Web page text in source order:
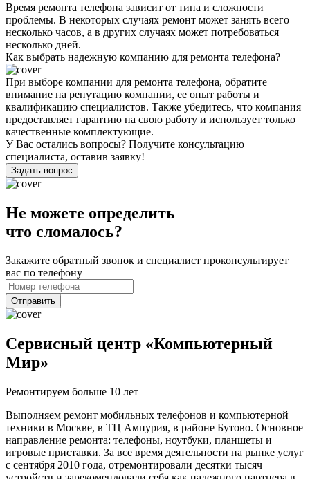
Время ремонта телефона зависит от типа и сложности
проблемы. В некоторых случаях ремонт может занять всего
несколько часов, а в других случаях может потребоваться
несколько дней.
Как выбрать надежную компанию для ремонта телефона?
При выборе компании для ремонта телефона, обратите
внимание на репутацию компании, ее опыт работы и
квалификацию специалистов. Также убедитесь, что компания
предоставляет гарантию на свою работу и использует только
качественные комплектующие.
У Вас остались вопросы? Получите консультацию
специалиста, оставив заявку!
Задать вопрос
Не можете определить
что сломалось?
Закажите обратный звонок и специалист проконсультирует
вас по телефону
Отправить
Сервисный центр «Компьютерный
Мир»
Ремонтируем больше 10 лет
Выполняем ремонт мобильных телефонов и компьютерной
техники в Москве, в ТЦ Ампурия, в районе Бутово. Основное
направление ремонта: телефоны, ноутбуки, планшеты и
игровые приставки. За все время деятельности на рынке услуг
с сентября 2010 года, отремонтировали десятки тысяч